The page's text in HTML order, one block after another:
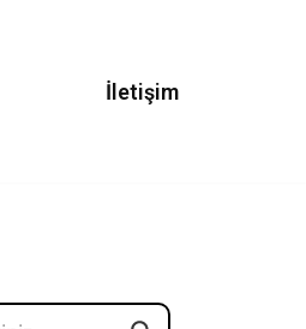
İletişim